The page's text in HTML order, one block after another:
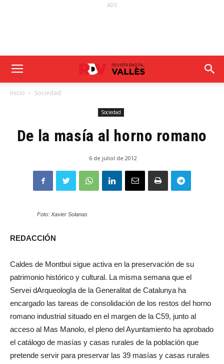
ADS
Inicio Sociedad
Sociedad
De la masía al horno romano
6 de juliol de 2012
Foto: Xavier Solanas
REDACCIÓN
Caldes de Montbui sigue activa en la preservación de su
patrimonio histórico y cultural. La misma semana que el
Servei dArqueologIa de la Generalitat de Catalunya ha
encargado las tareas de consolidación de los restos del horno
romano industrial situado en el margen de la C59, junto al
acceso al Mas Manolo, el pleno del Ayuntamiento ha aprobado
el catálogo de masías y casas rurales de la población que
pretende servir para preservar las 39 masías y casas rurales